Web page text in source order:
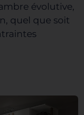
évolutive,
quel que soit